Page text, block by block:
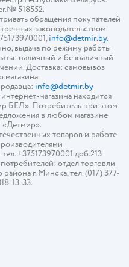
518552.
обращения покупателей
законодательством
info@detmir.by.
выдача по режиму работы
наличный и безналичный
Доставка: самовывоз
магазина.
info@detmir.by
магазина находится
БЕЛ». Потребитель при этом
в любом магазине
«Детмир».
товаров и работе
+375173970001 доб.213
отдел торговли
г. Минска, тел. (017) 377-
13-33.